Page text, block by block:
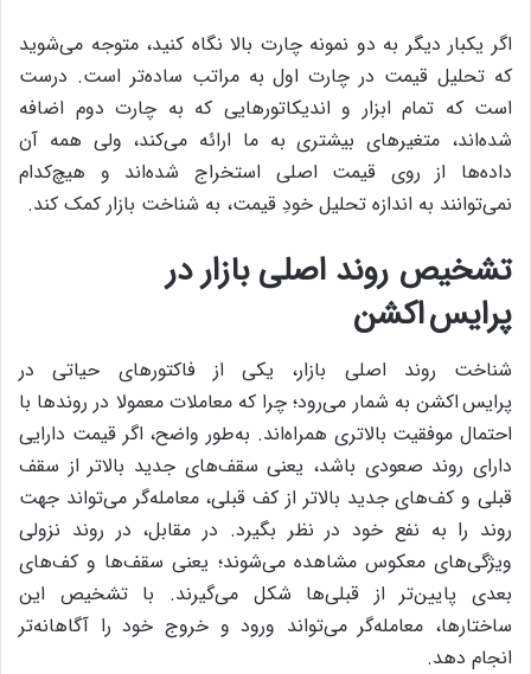
اگر یکبار دیگر به دو نمونه چارت بالا نگاه کنید، متوجه می‌شوید
که تحلیل قیمت در چارت اول به مراتب ساده‌تر است. درست
است که تمام ابزار و اندیکاتورهایی که به چارت دوم اضافه
شده‌اند، متغیرهای بیشتری به ما ارائه می‌کند، ولی همه‌ آن
داده‌ها از روی قیمت اصلی استخراج شده‌اند و هیچ‌کدام
نمی‌توانند به اندازه‌ تحلیل خودِ قیمت، به شناخت بازار کمک کند.
تشخیص روند اصلی بازار در
پرایس اکشن
شناخت روند اصلی بازار، یکی از فاکتورهای حیاتی در
پرایس اکشن به شمار می‌رود؛ چرا که معاملات معمولا در روندها با
احتمال موفقیت بالاتری همراه‌اند. به‌طور واضح، اگر قیمت دارایی
دارای روند صعودی باشد، یعنی سقف‌های جدید بالاتر از سقف
قبلی و کف‌های جدید بالاتر از کف قبلی، معامله‌گر می‌تواند جهت
روند را به نفع خود در نظر بگیرد. در مقابل، در روند نزولی
ویژگی‌های معکوس مشاهده می‌شوند؛ یعنی سقف‌ها و کف‌های
بعدی پایین‌تر از قبلی‌ها شکل می‌گیرند. با تشخیص این
ساختارها، معامله‌گر می‌تواند ورود و خروج خود را آگاهانه‌تر
انجام دهد.